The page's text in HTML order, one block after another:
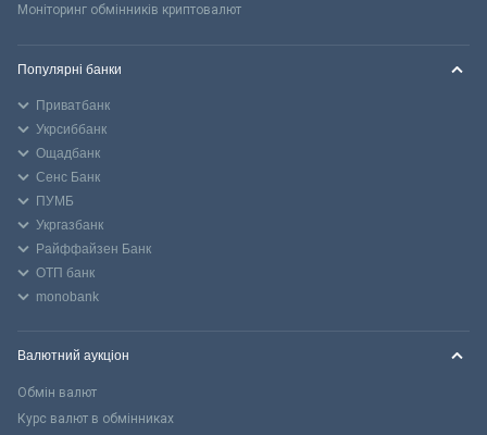
Моніторинг обмінників криптовалют
Популярні банки
Приватбанк
Укрсиббанк
Ощадбанк
Сенс Банк
ПУМБ
Укргазбанк
Райффайзен Банк
ОТП банк
monobank
Валютний аукціон
Обмін валют
Курс валют в обмінниках